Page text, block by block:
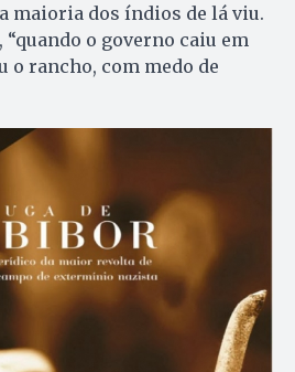
maioria dos índios de lá viu.
“quando o governo caiu em
o rancho, com medo de